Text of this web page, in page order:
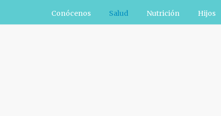
Conócenos Salud Nutrición Hijos